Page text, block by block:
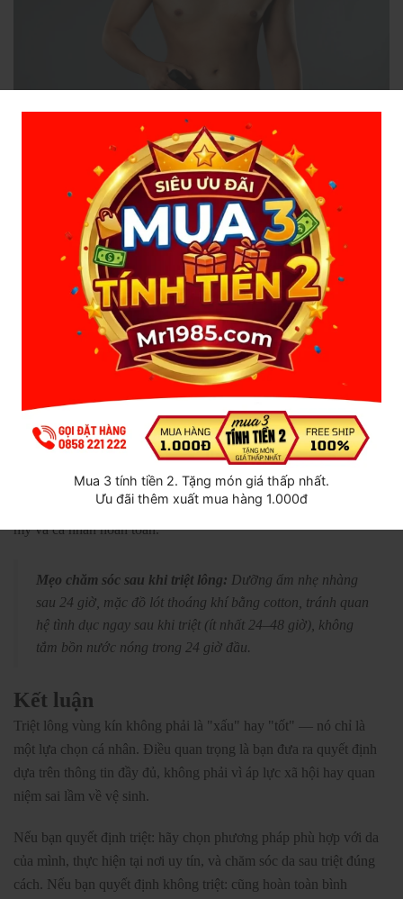
Triệt lông vùng kín — Quyết định cá
nhân, không có "đúng hay sai"
Sự thật 4 & 5:Không có tiêu chuẩn vệ sinh nào bắt buộc phải
triệt lông vùng kín, và lựa chọn của bạn không cần sự phê duyệt
Một trong những quan niệm sai lầm phổ biến nhất là "triệt lông
vùng kín sạch hơn, vệ sinh hơn." Điều nàykhông đúng về mặt y
. Vệ sinh vùng kín phụ thuộc vào cách bạn vệ sinh hàng
ngày, không phải vào việc có hay không có lông.
Theo các chuyên gia phụ khoa, bạn không cần triệt lông vùng kín
vì bất kỳ lý do y tế nào — trừ khi bác sĩ chỉ định đặc biệt (ví dụ:
trước một số loại phẫu thuật). Triệt hay không là lựa chọn thẩm
mỹ và cá nhân hoàn toàn.
Mẹo chăm sóc sau khi triệt lông: Dưỡng ẩm nhẹ nhàng
sau 24 giờ, mặc đồ lót thoáng khí bằng cotton, tránh quan
hệ tình dục ngay sau khi triệt (ít nhất 24–48 giờ), không
tắm bồn nước nóng trong 24 giờ đầu.
Kết luận
Triệt lông vùng kín không phải là "xấu" hay "tốt" — nó chỉ là
một lựa chọn cá nhân. Điều quan trọng là bạn đưa ra quyết định
dựa trên thông tin đầy đủ, không phải vì áp lực xã hội hay quan
niệm sai lầm về vệ sinh.
Nếu bạn quyết định triệt: hãy chọn phương pháp phù hợp với da
của mình, thực hiện tại nơi uy tín, và chăm sóc da sau triệt đúng
cách. Nếu bạn quyết định không triệt: cũng hoàn toàn bình
Mua 3 tính tiền 2. Tặng món giá thấp nhất.
Ưu đãi thêm xuất mua hàng 1.000đ